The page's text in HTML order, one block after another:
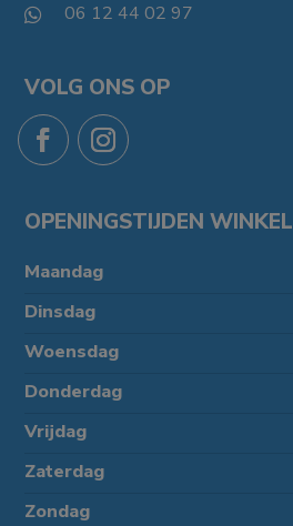
 06 12 44 02 97
VOLG ONS OP
OPENINGSTIJDEN WINKEL
Maandag
Dinsdag
Woensdag
Donderdag
Vrijdag
Zaterdag
Zondag